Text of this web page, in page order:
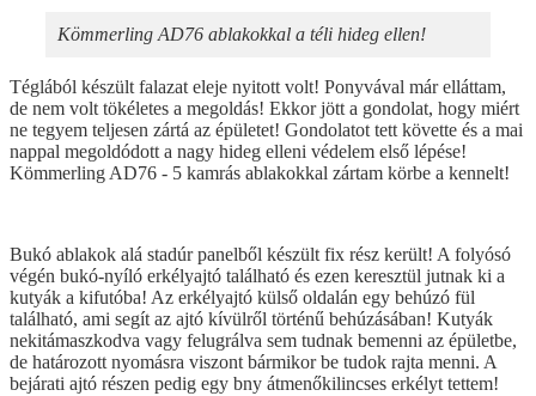
Kömmerling AD76 ablakokkal a téli hideg ellen!
Téglából készült falazat eleje nyitott volt! Ponyvával már elláttam,
de nem volt tökéletes a megoldás! Ekkor jött a gondolat, hogy miért
ne tegyem teljesen zártá az épületet! Gondolatot tett követte és a mai
nappal megoldódott a nagy hideg elleni védelem első lépése!
Kömmerling AD76 - 5 kamrás ablakokkal zártam körbe a kennelt!
Bukó ablakok alá stadúr panelből készült fix rész került! A folyósó
végén bukó-nyíló erkélyajtó található és ezen keresztül jutnak ki a
kutyák a kifutóba! Az erkélyajtó külső oldalán egy behúzó fül
található, ami segít az ajtó kívülről történű behúzásában! Kutyák
nekitámaszkodva vagy felugrálva sem tudnak bemenni az épületbe,
de határozott nyomásra viszont bármikor be tudok rajta menni. A
bejárati ajtó részen pedig egy bny átmenőkilincses erkélyt tettem!